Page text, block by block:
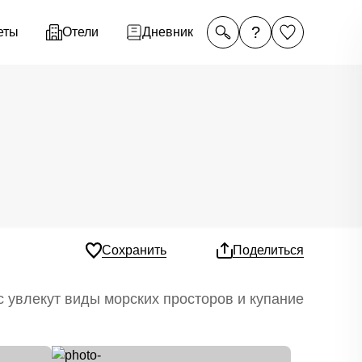
Отели Дневник ?
Сохранить Поделиться
виды морских просторов и купание